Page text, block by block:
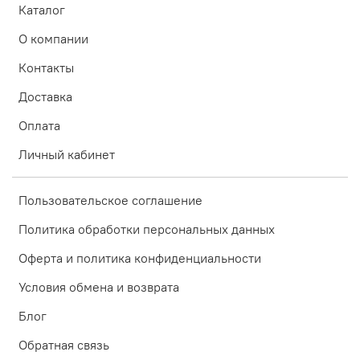
интенсивного потоотделения или 2-х часов
водой и нанесите средство повторно (требование
компоненты крем-флюида.
Каталог
О компании
Контакты
Доставка
Оплата
Личный кабинет
Пользовательское соглашение
Политика обработки персональных данных
Оферта и политика конфиденциальности
Условия обмена и возврата
Блог
Обратная связь